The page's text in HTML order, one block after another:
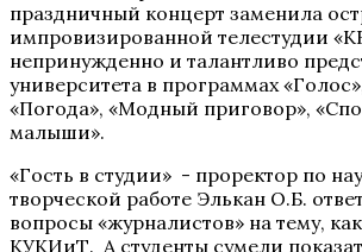
праздничный концерт заменила
импровизированной телестудии
непринужденно и талантливо
университета в программах
«Погода», «Модный приговор»,
малыши».
«Гость в студии» - проректор по
творческой работе Элькан О.Б.
вопросы «журналистов» на тему,
КУКИиТ. А студенты сумели